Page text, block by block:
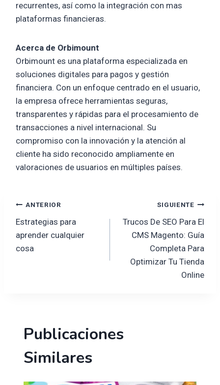
recurrentes, así como la integración con mas
plataformas financieras.
Acerca de Orbimount
Orbimount es una plataforma especializada en
soluciones digitales para pagos y gestión
financiera. Con un enfoque centrado en el usuario,
la empresa ofrece herramientas seguras,
transparentes y rápidas para el procesamiento de
transacciones a nivel internacional. Su
compromiso con la innovación y la atención al
cliente ha sido reconocido ampliamente en
valoraciones de usuarios en múltiples países.
Navegación
de
entradas
ANTERIOR
Estrategias para
aprender cualquier
cosa
SIGUIENTE
Trucos De SEO Para El
CMS Magento: Guía
Completa Para
Optimizar Tu Tienda
Online
Publicaciones
Similares